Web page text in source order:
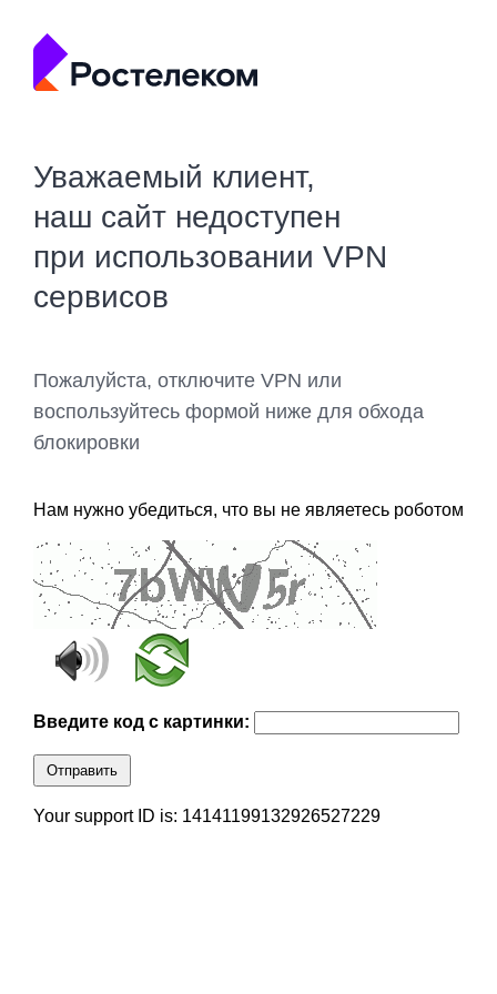
Уважаемый клиент,
наш сайт недоступен
при использовании VPN
сервисов
Пожалуйста, отключите VPN или
воспользуйтесь формой ниже для обхода
блокировки
Нам нужно убедиться, что вы не являетесь роботом
Введите код с картинки:
Отправить
Your support ID is: 14141199132926527229